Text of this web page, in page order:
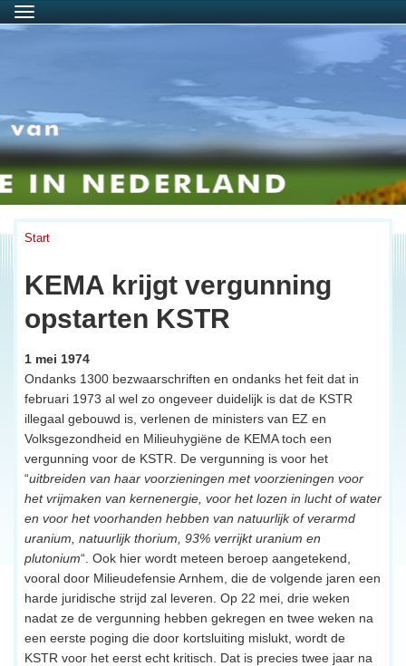
Menu
Start
KEMA krijgt vergunning
opstarten KSTR
1 mei 1974
Ondanks 1300 bezwaarschriften en ondanks het feit dat in
februari 1973 al wel zo ongeveer duidelijk is dat de KSTR
illegaal gebouwd is, verlenen de ministers van EZ en
Volksgezondheid en Milieuhygiëne de KEMA toch een
vergunning voor de KSTR. De vergunning is voor het
“uitbreiden van haar voorzieningen met voorzieningen voor
het vrijmaken van kernenergie, voor het lozen in lucht of water
en voor het voorhanden hebben van natuurlijk of verarmd
uranium, natuurlijk thorium, 93% verrijkt uranium en
plutonium“. Ook hier wordt meteen beroep aangetekend,
vooral door Milieudefensie Arnhem, die de volgende jaren een
harde juridische strijd zal leveren. Op 22 mei, drie weken
nadat ze de vergunning hebben gekregen en twee weken na
een eerste poging die door kortsluiting mislukt, wordt de
KSTR voor het eerst echt kritisch. Dat is precies twee jaar na